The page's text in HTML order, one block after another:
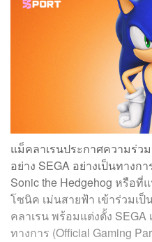
แม็คลาเรนประกาศความร่ว
อย่าง SEGA อย่างเป็นทาง
Sonic the Hedgehog หรือ
โซนิค เม่นสายฟ้า เข้าร่วมเ
คลาเรน พร้อมแต่งตั้ง
ทางการ (Official Gaming